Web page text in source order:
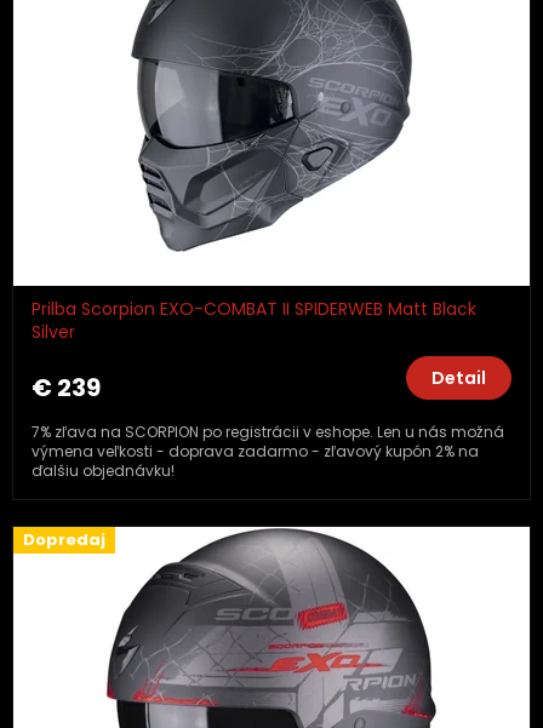
Prilba Scorpion EXO-COMBAT II SPIDERWEB Matt Black
Silver
€ 239 Detail
7% zľava na SCORPION po registrácii v eshope. Len u nás možná
výmena veľkosti - doprava zadarmo - zľavový kupón 2% na
ďalšiu objednávku!
Dopredaj